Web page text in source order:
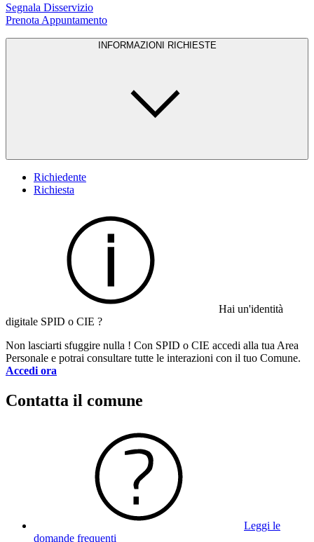
Segnala Disservizio
Prenota Appuntamento
INFORMAZIONI RICHIESTE
Richiedente
Richiesta
Hai un'identità
digitale SPID o CIE ?
Non lasciarti sfuggire nulla ! Con SPID o CIE accedi alla tua Area
Personale e potrai consultare tutte le interazioni con il tuo Comune.
Accedi ora
Contatta il comune
Leggi le
domande frequenti